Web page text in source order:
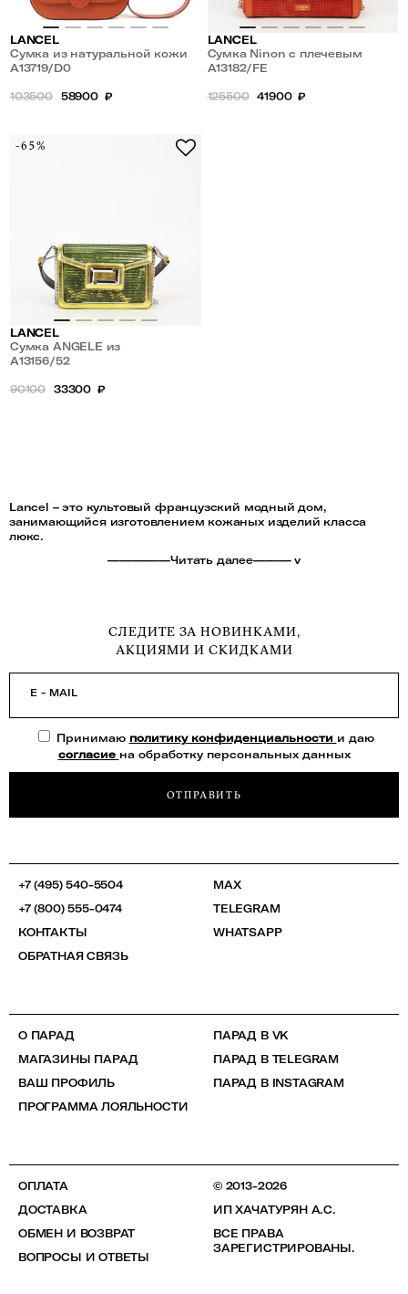
LANCEL
Сумка из натуральной кожи
A13719/D0
103500 58900 ₽
LANCEL
Сумка Ninon с плечевым
ремнем-цепочкой
A13182/FE
125500 41900 ₽
-65%
LANCEL
Сумка ANGELE из
натуральной кожи в пайетках
A13156/52
90100 33300 ₽
Lancel – это культовый французский модный дом,
занимающийся изготовлением кожаных изделий класса
люкс.
—————Читать далее——— v
СЛЕДИТЕ ЗА НОВИНКАМИ,
АКЦИЯМИ И СКИДКАМИ
E - MAIL
Принимаю политику конфиденциальности и даю
согласие на обработку персональных данных
ОТПРАВИТЬ
+7 (495) 540-5504
+7 (800) 555-0474
КОНТАКТЫ
ОБРАТНАЯ СВЯЗЬ
MAX
TELEGRAM
WHATSAPP
О ПАРАД
МАГАЗИНЫ ПАРАД
ВАШ ПРОФИЛЬ
ПРОГРАММА ЛОЯЛЬНОСТИ
ПАРАД В VK
ПАРАД В TELEGRAM
ПАРАД В INSTAGRAM
ОПЛАТА
ДОСТАВКА
ОБМЕН И ВОЗВРАТ
ВОПРОСЫ И ОТВЕТЫ
© 2013-2026
ИП ХАЧАТУРЯН А.С.
ВСЕ ПРАВА
ЗАРЕГИСТРИРОВАНЫ.